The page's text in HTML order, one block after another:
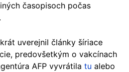
časopisoch počas
uverejnil články šíriace
predovšetkým o vakcínach
AFP vyvrátila tu alebo